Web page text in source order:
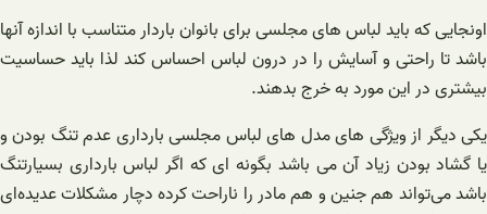
اونجایی که باید لباس های مجلسی برای بانوان باردار متناسب با اندازه آنها
باشد تا راحتی و آسایش را در درون لباس احساس کند لذا باید حساسیت
بیشتری در این مورد به خرج بدهند.
یکی دیگر از ویژگی های مدل های لباس مجلسی بارداری عدم تنگ بودن و
یا گشاد بودن زیاد آن می باشد بگونه ای که اگر لباس بارداری بسیارتنگ
باشد می‌تواند هم جنین و هم مادر را ناراحت کرده دچار مشکلات عدیده‌ای